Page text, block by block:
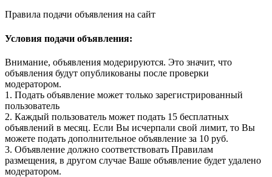
Правила подачи объявления на сайт
Условия подачи объявления:
Внимание, объявления модерируются. Это значит, что
объявления будут опубликованы после проверки
модератором.
1. Подать объявление может только зарегистрированный
пользователь
2. Каждый пользователь может подать 15 бесплатных
объявлений в месяц. Если Вы исчерпали свой лимит, то Вы
можете подать дополнительное объявление за 10 руб.
3. Объявление должно соответствовать Правилам
размещения, в другом случае Ваше объявление будет удалено
модератором.